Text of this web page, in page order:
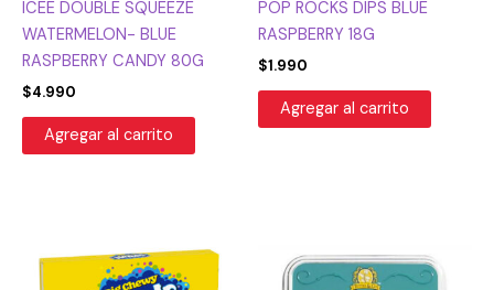
ICEE DOUBLE SQUEEZE
WATERMELON- BLUE
RASPBERRY CANDY 80G
$4.990
Agregar al carrito
POP ROCKS DIPS BLUE
RASPBERRY 18G
$1.990
Agregar al carrito